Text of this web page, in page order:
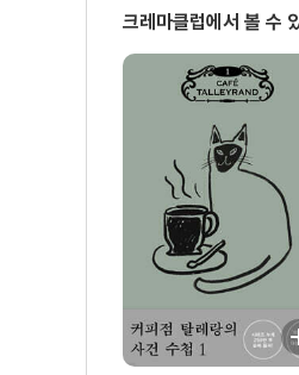
크레마클럽에서 볼 수